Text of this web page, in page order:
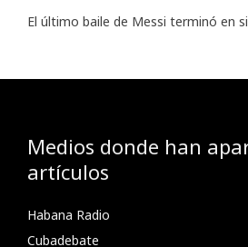
El último baile de Messi terminó en
Medios donde han
artículos
Habana Radio
Cubadebate